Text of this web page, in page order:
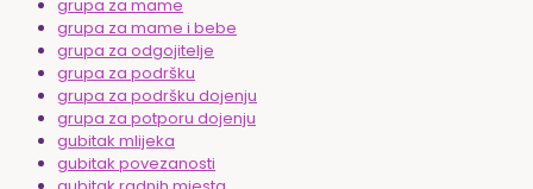
grupa za mame
grupa za mame i bebe
grupa za odgojitelje
grupa za podršku
grupa za podršku dojenju
grupa za potporu dojenju
gubitak mlijeka
gubitak povezanosti